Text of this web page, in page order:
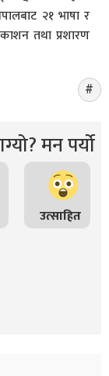
२१ भाषा र
तथा प्रशारण
मन पर्यो
उत्साहित